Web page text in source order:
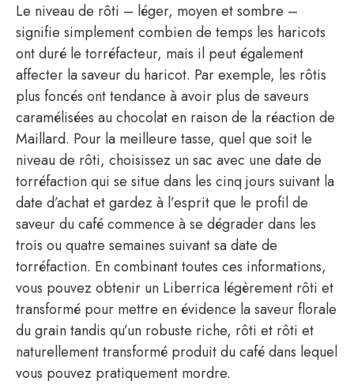
Le niveau de rôti – léger, moyen et sombre –
signifie simplement combien de temps les haricots
ont duré le torréfacteur, mais il peut également
affecter la saveur du haricot. Par exemple, les rôtis
plus foncés ont tendance à avoir plus de saveurs
caramélisées au chocolat en raison de la réaction de
Maillard. Pour la meilleure tasse, quel que soit le
niveau de rôti, choisissez un sac avec une date de
torréfaction qui se situe dans les cinq jours suivant la
date d’achat et gardez à l’esprit que le profil de
saveur du café commence à se dégrader dans les
trois ou quatre semaines suivant sa date de
torréfaction. En combinant toutes ces informations,
vous pouvez obtenir un Liberrica légèrement rôti et
transformé pour mettre en évidence la saveur florale
du grain tandis qu’un robuste riche, rôti et rôti et
naturellement transformé produit du café dans lequel
vous pouvez pratiquement mordre.